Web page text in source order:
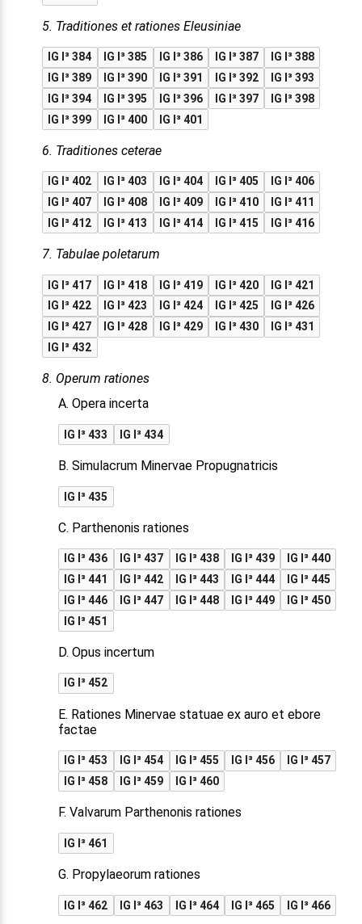
5. Traditiones et rationes Eleusiniae
IG I³ 384 IG I³ 385 IG I³ 386 IG I³ 387
IG I³ 388
IG I³ 389
IG I³ 390 IG I³ 391 IG I³ 392
IG I³ 393
IG I³ 394
IG I³ 395 IG I³ 396 IG I³ 397
IG I³ 398
IG I³ 399
IG I³ 400 IG I³ 401
6. Traditiones ceterae
IG I³ 402 IG I³ 403 IG I³ 404 IG I³ 405
IG I³ 406
IG I³ 407
IG I³ 408 IG I³ 409 IG I³ 410
IG I³ 411
IG I³ 412
IG I³ 413 IG I³ 414 IG I³ 415 IG I³ 416
7. Tabulae poletarum
IG I³ 417 IG I³ 418 IG I³ 419 IG I³ 420
IG I³ 421
IG I³ 422
IG I³ 423 IG I³ 424 IG I³ 425
IG I³ 426
IG I³ 427
IG I³ 428 IG I³ 429 IG I³ 430
IG I³ 431
IG I³ 432
8. Operum rationes
A. Opera incerta
IG I³ 433 IG I³ 434
B. Simulacrum Minervae Propugnatricis
IG I³ 435
C. Parthenonis rationes
IG I³ 436 IG I³ 437 IG I³ 438 IG I³ 439
IG I³ 440
IG I³ 441
IG I³ 442 IG I³ 443 IG I³ 444
IG I³ 445
IG I³ 446
IG I³ 447 IG I³ 448 IG I³ 449
IG I³ 450
IG I³ 451
D. Opus incertum
IG I³ 452
E. Rationes Minervae statuae ex auro et ebore
factae
IG I³ 453 IG I³ 454 IG I³ 455 IG I³ 456
IG I³ 457
IG I³ 458
IG I³ 459 IG I³ 460
F. Valvarum Parthenonis rationes
IG I³ 461
G. Propylaeorum rationes
IG I³ 462 IG I³ 463 IG I³ 464 IG I³ 465 IG I³ 466